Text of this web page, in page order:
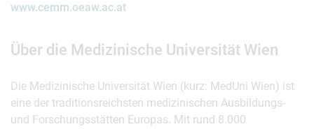
www.cemm.oeaw.ac.at
Über die Medizinische Universität Wien
Die Medizinische Universität Wien (kurz: MedUni Wien) ist
eine der traditionsreichsten medizinischen Ausbildungs-
und Forschungsstätten Europas. Mit rund 8.000